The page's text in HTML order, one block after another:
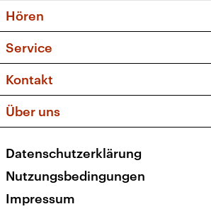
Sendungen und Podcasts
Musikliste
Kakadu – Das Kinderprogramm
Hören
Frequenzen (UKW + DAB+)
Service
FAQ
Apps
Newsletter
Veranstaltungen
Kontakt
Social Media
Über uns
Presse
Karriere
Transparenz
Datenschutzerklärung
Nutzungsbedingungen
Impressum